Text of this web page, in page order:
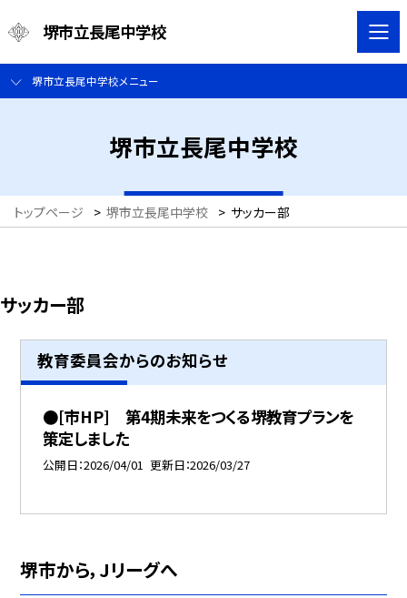
堺市立長尾中学校
堺市立長尾中学校メニュー
堺市立長尾中学校
トップページ > 堺市立長尾中学校 > サッカー部
サッカー部
教育委員会からのお知らせ
●[市HP] 第4期未来をつくる堺教育プランを
策定しました
公開日 2026/04/01 更新日 2026/03/27
堺市から，Jリーグへ